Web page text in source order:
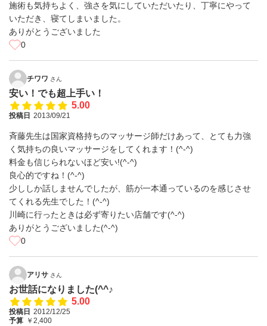
施術も気持ちよく、強さを気にしていただいたり、丁寧にやって
いただき、寝てしまいました。
ありがとうございました
0
チワワ さん
安い！でも超上手い！
5.00
投稿日 2013/09/21
斉藤先生は国家資格持ちのマッサージ師だけあって、とても力強
く気持ちの良いマッサージをしてくれます！(^-^)
料金も信じられないほど安い!(^-^)
良心的ですね！(^-^)
少ししか話しませんでしたが、筋が一本通っているのを感じさせ
てくれる先生でした！(^-^)
川崎に行ったときは必ず寄りたい店舗です(^-^)
ありがとうございました(^-^)
0
アリサ さん
お世話になりました(^^♪
5.00
投稿日 2012/12/25
予算 ￥2,400